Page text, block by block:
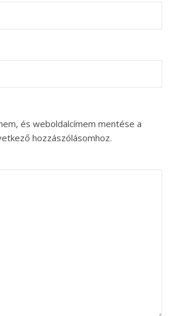
és weboldalcímem mentése a
hozzászólásomhoz.